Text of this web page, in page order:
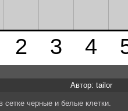
Автор: tailor
сетке черные и белые клетки.